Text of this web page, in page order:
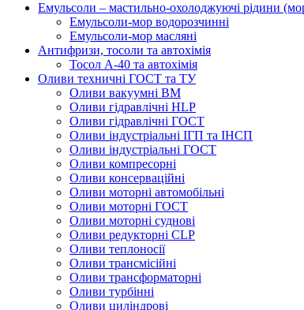
Емульсоли – мастильно-охолоджуючі рідини
Емульсоли-мор водорозчинні
Емульсоли-мор масляні
Антифризи, тосоли та автохімія
Тосол А-40 та автохімія
Оливи техничні ГОСТ та ТУ
Оливи вакуумні ВМ
Оливи гідравлічні HLP
Оливи гідравлічні ГОСТ
Оливи індустріальні ІГП та ІНСП
Оливи індустріальні ГОСТ
Оливи компресорні
Оливи консерваційні
Оливи моторні автомобільні
Оливи моторні ГОСТ
Оливи моторні суднові
Оливи редукторні CLP
Оливи теплоносії
Оливи трансмісійні
Оливи трансформаторні
Оливи турбінні
Оливи циліндрові